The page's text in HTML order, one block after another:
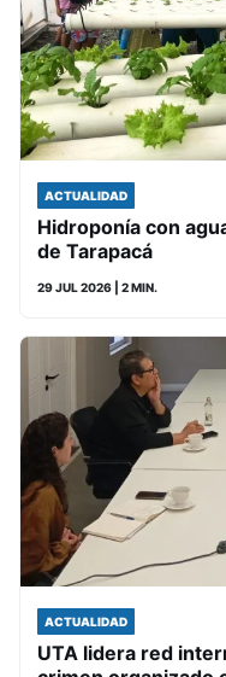
ACTUALIDAD
Hidroponía con
de Tarapacá
29 JUL 2026 | 2 MIN.
ACTUALIDAD
UTA lidera red